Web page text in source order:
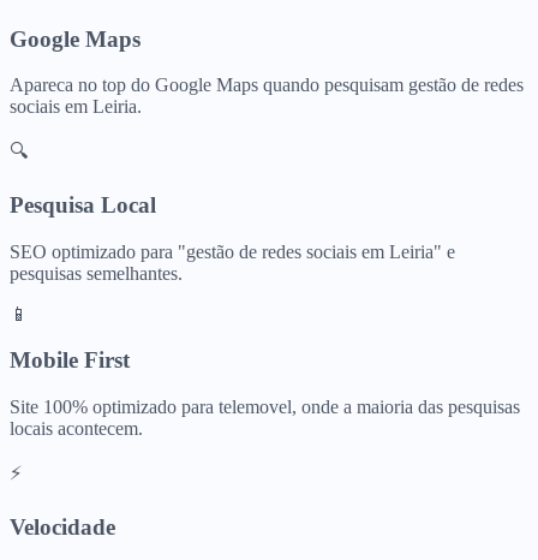
Google Maps
Apareca no top do Google Maps quando pesquisam gestão de redes
sociais em Leiria.
🔍
Pesquisa Local
SEO optimizado para "gestão de redes sociais em Leiria" e
pesquisas semelhantes.
📱
Mobile First
Site 100% optimizado para telemovel, onde a maioria das pesquisas
locais acontecem.
⚡
Velocidade